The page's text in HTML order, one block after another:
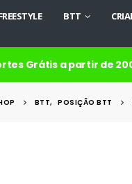
BTT
Grátis a partir de
BTT, POSIÇÃO BTT